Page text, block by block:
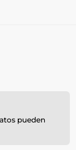
pueden